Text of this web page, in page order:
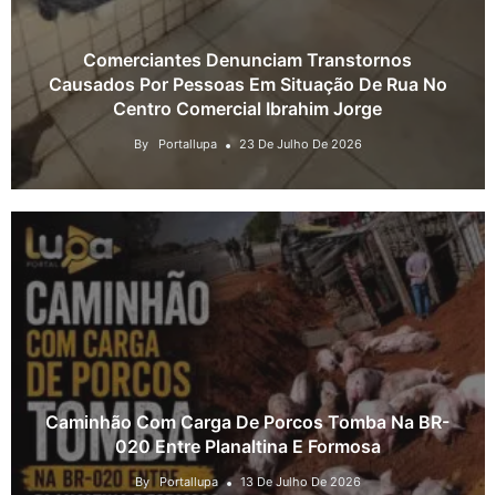
Comerciantes Denunciam Transtornos
Causados Por Pessoas Em Situação De Rua No
Centro Comercial Ibrahim Jorge
By Portallupa 23 De Julho De 2026
Caminhão Com Carga De Porcos Tomba Na BR-
020 Entre Planaltina E Formosa
By Portallupa 13 De Julho De 2026